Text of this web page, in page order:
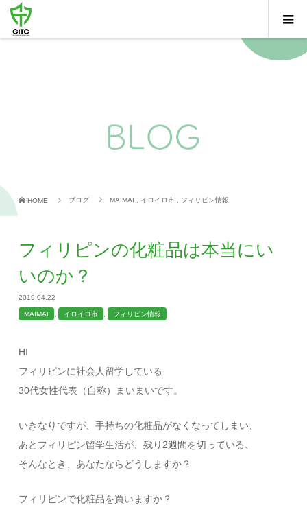
HOME ブログ MAIMAI イロイロ市 フィリピン情報
フィリピンの化粧品は本当にい
いのか？
2019.04.22
MAIMAI イロイロ市 フィリピン情報
HI
フィリピンに社会人留学している
30代女性代表（自称）まいまいです。
いきなりですが、手持ちの化粧品がなくなってしまい、
あとフィリピン留学生活が、残り2週間を切っている、
そんなとき、あなたならどうしますか？
フィリピンで化粧品を買いますか？